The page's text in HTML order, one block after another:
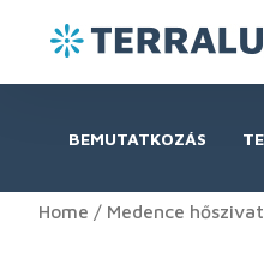
BEMUTATKOZÁS
Home / Medence